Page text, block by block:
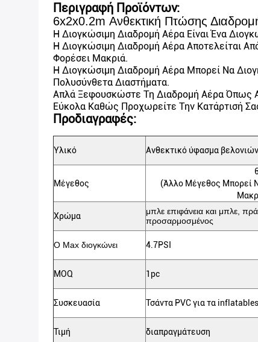
Περιγραφή Προϊόντων:
6x2x0.2m Ανθεκτική Πτώσης
Η Διογκώσιμη Διαδρομή Αέρα Είναι Ένα
Η Διογκώσιμη Διαδρομή Αέρα Αποτελείται
Φορέσει Μακριά.
Η Διογκώσιμη Διαδρομή Αέρα Μπορεί Να
Πολυσύνθετα Διαστήματα.
Απλά Ξεφουσκώστε Τη Διαδρομή Αέρα Όπως
Εύκολα Καθώς Προχωρείτε Την Κατάρτισή
Προδιαγραφές:
Υλικό Ανθεκτικό ύφασμα
Μέγεθος
(Άλλο Μέγεθος Μπορεί
Χρώμα
μπλε επιφάνεια και μπλε,
προσαρμοσμένος
Ο Max διογκώνει 4.7PSI
MOQ 1pc
Συσκευασία Τσάντα PVC για τα
Τιμή διαπραγμάτευση